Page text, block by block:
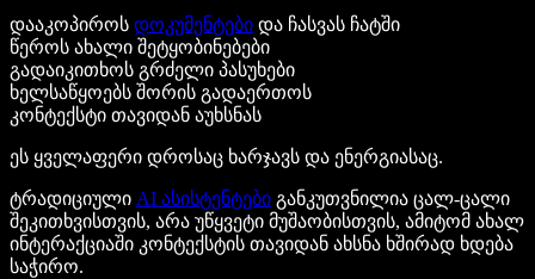
დააკოპიროს დოკუმენტები და ჩასვას ჩატში
წეროს ახალი შეტყობინებები
გადაიკითხოს გრძელი პასუხები
ხელსაწყოებს შორის გადაერთოს
კონტექსტი თავიდან აუხსნას
ეს ყველაფერი დროსაც ხარჯავს და ენერგიასაც.
ტრადიციული AI ასისტენტები განკუთვნილია ცალ-ცალი
შეკითხვისთვის, არა უწყვეტი მუშაობისთვის, ამიტომ ახალ
ინტერაქციაში კონტექსტის თავიდან ახსნა ხშირად ხდება
საჭირო.